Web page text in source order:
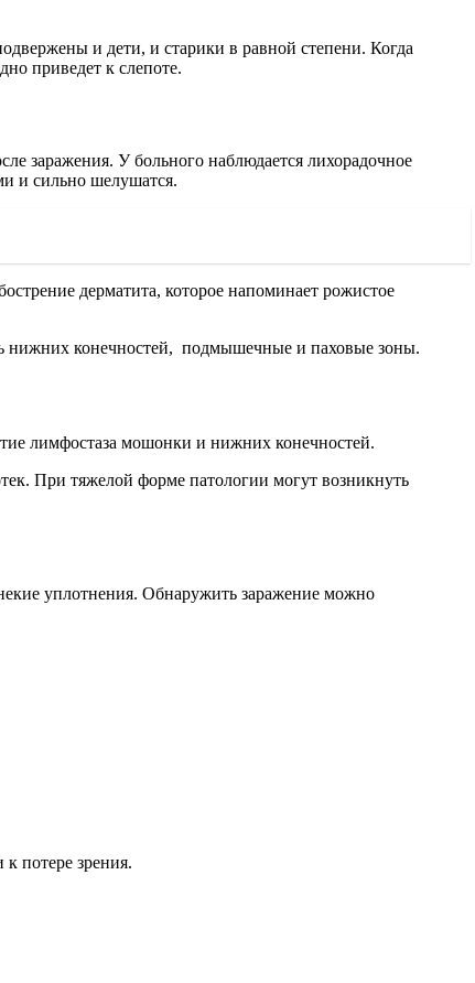
и дети, и старики в равной степени. Когда
приведет к слепоте.
заражения. У больного наблюдается лихорадочное
и сильно шелушатся.
дерматита, которое напоминает рожистое
нижних конечностей, подмышечные и паховые зоны.
лимфостаза мошонки и нижних конечностей.
При тяжелой форме патологии могут возникнуть
уплотнения. Обнаружить заражение можно
потере зрения.